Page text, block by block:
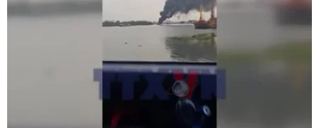
Khẩn trường khám nghiệm
hiện trường, điều tra nguyên nhân
Nâng cao hiệu quả đấu tranh phòng,